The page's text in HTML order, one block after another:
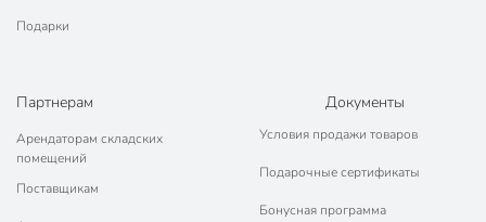
Комплектация
с жестким
сиденьем
с подлокотниками
водонепроницаемые
Подарки
Партнерам
Арендаторам складских
помещений
Поставщикам
Документы
Условия продажи товаров
Подарочные сертификаты
Бонусная программа